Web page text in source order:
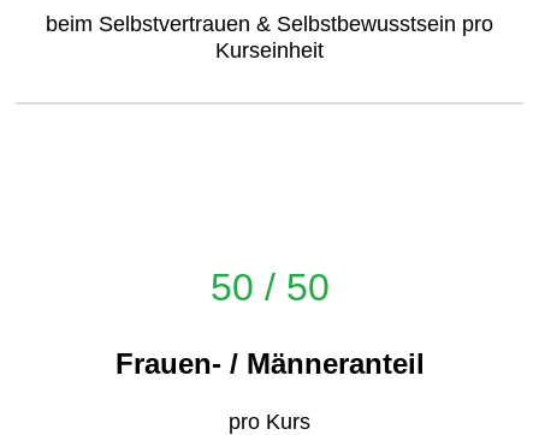
beim Selbstvertrauen & Selbstbewusstsein pro
Kurseinheit
50 / 50
Frauen- / Männeranteil
pro Kurs